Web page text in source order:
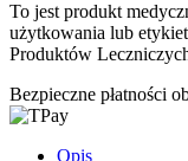
To jest produkt
użytkowania lub
Produktów
Bezpieczne płatności
Opis